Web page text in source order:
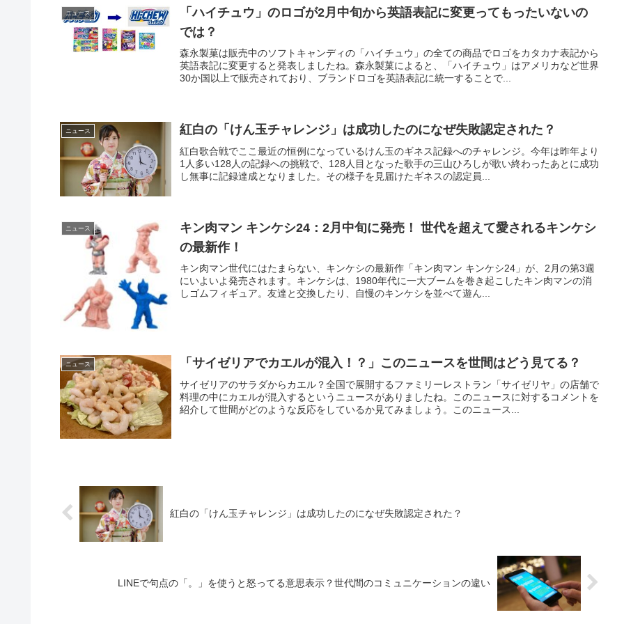
ニュース
「ハイチュウ」のロゴが2月中旬から英語表記に変更ってもったいないの
では？
森永製菓は販売中のソフトキャンディの「ハイチュウ」の全ての商品でロゴをカタカナ表記から
英語表記に変更すると発表しましたね。森永製菓によると、「ハイチュウ」はアメリカなど世界
30か国以上で販売されており、ブランドロゴを英語表記に統一することで...
ニュース 紅白の「けん玉チャレンジ」は成功したのになぜ失敗認定された？
紅白歌合戦でここ最近の恒例になっているけん玉のギネス記録へのチャレンジ。今年は昨年より
1人多い128人の記録への挑戦で、128人目となった歌手の三山ひろしが歌い終わったあとに成功
し無事に記録達成となりました。その様子を見届けたギネスの認定員...
ニュース
キン肉マン キンケシ24：2月中旬に発売！ 世代を超えて愛されるキンケシ
の最新作！
キン肉マン世代にはたまらない、キンケシの最新作「キン肉マン キンケシ24」が、2月の第3週
にいよいよ発売されます。キンケシは、1980年代に一大ブームを巻き起こしたキン肉マンの消
しゴムフィギュア。友達と交換したり、自慢のキンケシを並べて遊ん...
ニュース 「サイゼリアでカエルが混入！？」このニュースを世間はどう見てる？
サイゼリアのサラダからカエル？全国で展開するファミリーレストラン「サイゼリヤ」の店舗で
料理の中にカエルが混入するというニュースがありましたね。このニュースに対するコメントを
紹介して世間がどのような反応をしているか見てみましょう。このニュース...
紅白の「けん玉チャレンジ」は成功したのになぜ失敗認定された？
LINEで句点の「。」を使うと怒ってる意思表示？世代間のコミュニケーションの違い